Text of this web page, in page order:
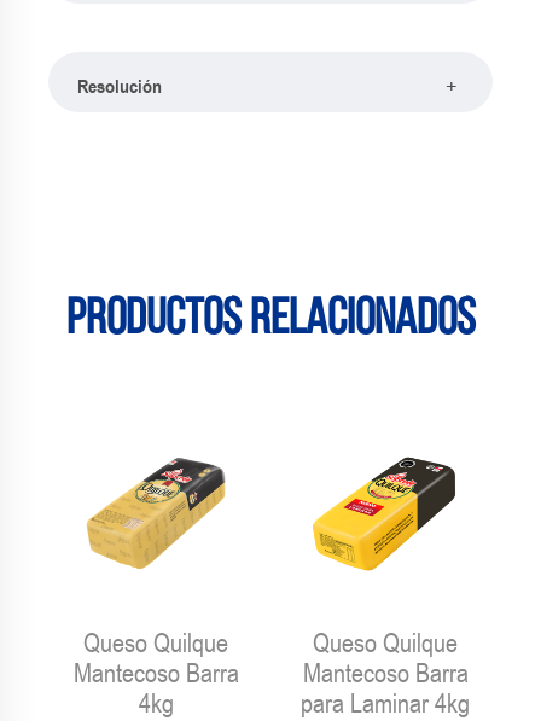
Resolución +
Productos relacionados
Queso Quilque
Mantecoso Barra
4kg
Queso Quilque
Mantecoso Barra
para Laminar 4kg